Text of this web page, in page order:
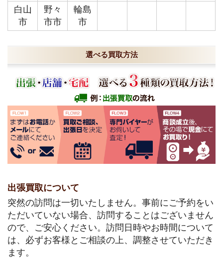
白山
市
野々
市市
輪島
市
選べる買取方法
出張買取について
突然の訪問は一切いたしません。事前にご予約をい
ただいていない場合、訪問することはございません
ので、ご安心ください。訪問日時やお時間について
は、必ずお客様とご相談の上、調整させていただき
ます。